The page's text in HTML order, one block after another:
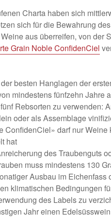
Charta haben sich
sich für die Bewahrung
aus überreifen, von der
Grain Noble ConfidenCiel
besten Hanglagen der
mindestens fünfzehn Jahre
Rebsorten zu verwenden:
oder als Assemblage
ConfidenCiel» darf nur
hat
des Traubenguts
muss mindestens 130
Ausbau im Eichenfass
klimatischen Bedingungen
des Labels zu
Jahr einen